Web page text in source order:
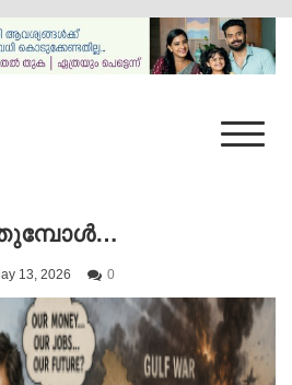
13, 2026 0